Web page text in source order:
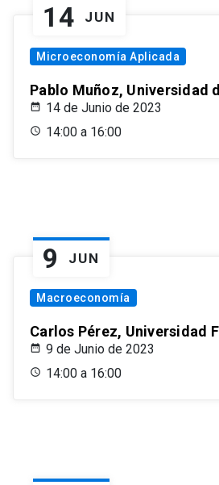
14 JUN
Microeconomía Aplicada
Pablo Muñoz, Universidad
14 de Junio de 2023
14:00 a 16:00
9 JUN
Macroeconomía
Carlos Pérez, Universidad
9 de Junio de 2023
14:00 a 16:00